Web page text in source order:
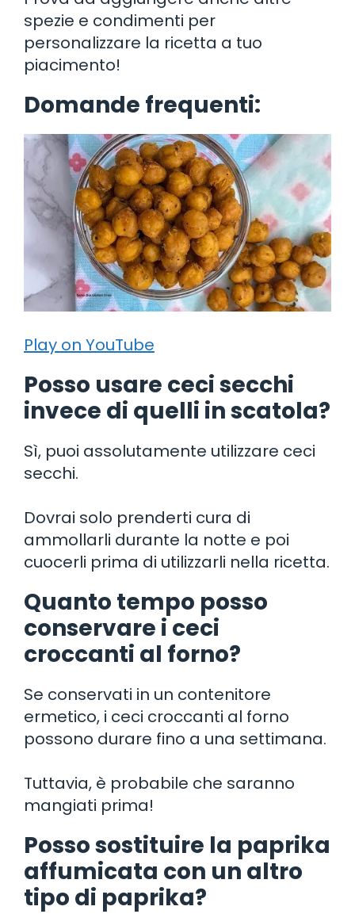
spezie e condimenti per
personalizzare la ricetta a tuo
piacimento!
Domande frequenti:
Play on YouTube
Posso usare ceci secchi
invece di quelli in scatola?
Sì, puoi assolutamente utilizzare ceci
secchi.
Dovrai solo prenderti cura di
ammollarli durante la notte e poi
cuocerli prima di utilizzarli nella ricetta.
Quanto tempo posso
conservare i ceci
croccanti al forno?
Se conservati in un contenitore
ermetico, i ceci croccanti al forno
possono durare fino a una settimana.
Tuttavia, è probabile che saranno
mangiati prima!
Posso sostituire la paprika
affumicata con un altro
tipo di paprika?